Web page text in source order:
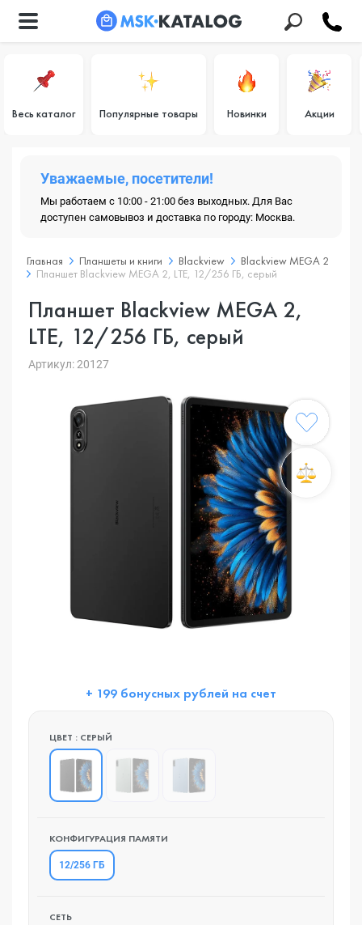
Весь каталог Популярные товары Новинки Акции
Уважаемые, посетители!
Мы работаем с 10:00 - 21:00 без выходных. Для Вас
доступен самовывоз и доставка по городу: Москва.
Главная Планшеты и книги Blackview
Blackview MEGA 2
Планшет Blackview MEGA 2, LTE, 12/256 ГБ, серый
Планшет Blackview MEGA 2,
LTE, 12/256 ГБ, серый
Артикул: 20127
+ 199 бонусных рублей на счет
ЦВЕТ : СЕРЫЙ
КОНФИГУРАЦИЯ ПАМЯТИ
12/256 ГБ
СЕТЬ